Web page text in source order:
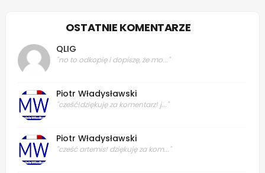
OSTATNIE KOMENTARZE
QLIG
"no to odkopię i dopiszę, że mo..."
Piotr Władysławski
"cześć!dziękuję za komentarz! j..."
Piotr Władysławski
"cześć artemis! dziękuję za kom..."